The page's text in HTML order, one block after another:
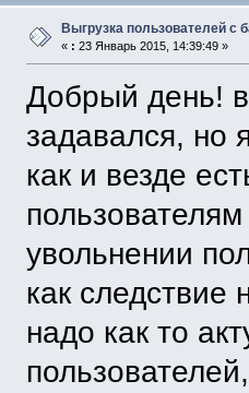
Выгрузка пользователей с
« : 23 Январь 2015, 14:39:49 »
Добрый день!
задавался, но
как и везде
увольнении
как следствие
надо как то